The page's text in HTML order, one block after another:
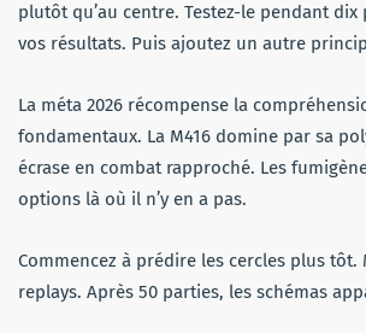
plutôt qu’au centre. Testez-le pendant dix
vos résultats. Puis ajoutez un autre
La méta 2026 récompense la
fondamentaux. La M416 domine par sa
écrase en combat rapproché. Les
options là où il n’y en a pas.
Commencez à prédire les cercles plus tôt.
replays. Après 50 parties, les schémas